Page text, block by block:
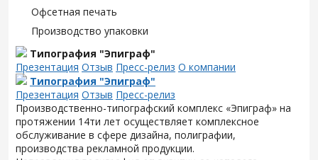
Офсетная печать
Производство упаковки
Типография "Эпиграф"
Презентация Отзыв Пресс-релиз О компании
Типография "Эпиграф"
Презентация Отзыв Пресс-релиз
Производственно-типографский комплекс «Эпиграф» на
протяжении 14ти лет осуществляет комплексное
обслуживание в сфере дизайна, полиграфии,
производства рекламной продукции.